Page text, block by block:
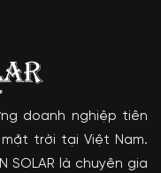
doanh nghiệp tiên
trời tại Việt Nam.
SOLAR là chuyên gia